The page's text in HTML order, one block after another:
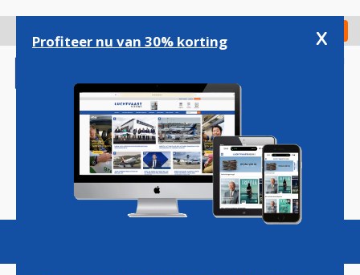
gaan
Check in
Magazine Podcasts Vacatures
Profiteer nu van 30% korting x